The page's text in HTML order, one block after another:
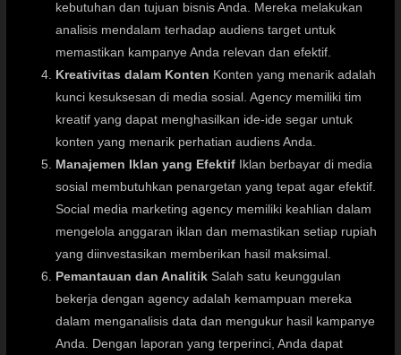
kebutuhan dan tujuan bisnis Anda. Mereka melakukan
analisis mendalam terhadap audiens target untuk
memastikan kampanye Anda relevan dan efektif.
Kreativitas dalam Konten Konten yang menarik adalah
kunci kesuksesan di media sosial. Agency memiliki tim
kreatif yang dapat menghasilkan ide-ide segar untuk
konten yang menarik perhatian audiens Anda.
Manajemen Iklan yang Efektif Iklan berbayar di media
sosial membutuhkan penargetan yang tepat agar efektif.
Social media marketing agency memiliki keahlian dalam
mengelola anggaran iklan dan memastikan setiap rupiah
yang diinvestasikan memberikan hasil maksimal.
Pemantauan dan Analitik Salah satu keunggulan
bekerja dengan agency adalah kemampuan mereka
dalam menganalisis data dan mengukur hasil kampanye
Anda. Dengan laporan yang terperinci, Anda dapat